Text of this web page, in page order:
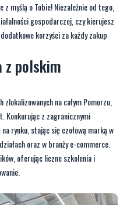
z myślą o Tobie! Niezależnie od tego,
gospodarczej, czy kierujesz
korzyści za każdy zakup
z polskim
na całym Pomorzu,
Konkurując z zagranicznymi
rynku, stając się czołową marką w
oraz w branży e-commerce.
oferując liczne szkolenia i